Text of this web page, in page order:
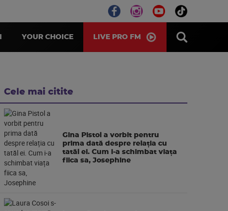
YOUR CHOICE LIVE PRO FM
Cele mai citite
Gina Pistol a vorbit pentru
prima dată despre relația cu
tatăl ei. Cum i-a schimbat viața
fiica sa, Josephine